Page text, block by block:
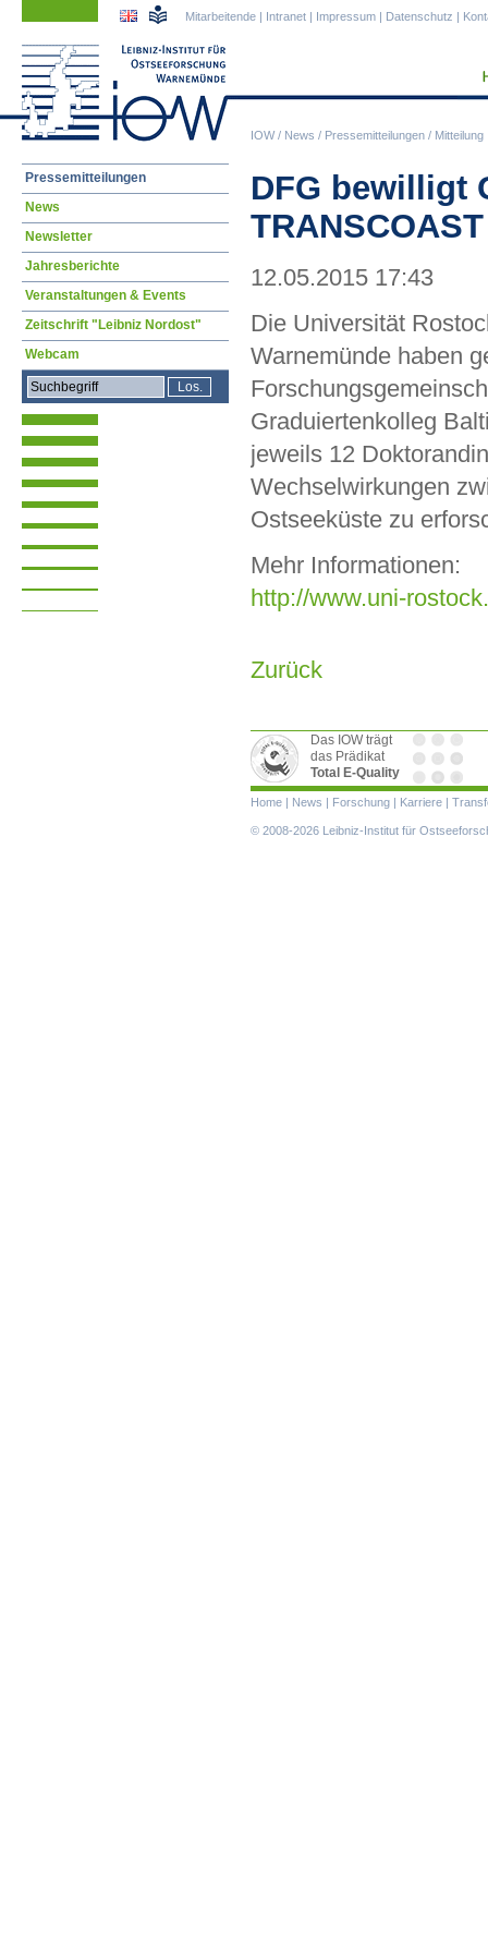
IOW/ News / Pressemitteilungen / Mitteilung
Mitarbeitende | Intranet | Impressum | Datenschutz |
DFG bewilligt
12.05.2015 17:43
Die Universität
Warnemünde haben
Graduiertenkolleg
jeweils 12
Wechselwirkungen
Ostseeküste zu
Mehr Informationen:
http://www.uni-
Zurück
Navigation
Pressemitteilungen
News
Newsletter
Jahresberichte
Veranstaltungen & Events
Zeitschrift "Leibniz Nordost"
Webcam
Das IOW trägt
das Prädikat
Total E-Quality
Navigation
überspringen
Home | News | Forschung | Karriere |
© 2008-2026 Leibniz-Institut für